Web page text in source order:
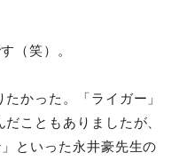
（笑）。
かった。「ライガー」
こともありましたが、
といった永井豪先生の